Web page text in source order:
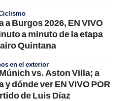
a Burgos 2026, EN VIVO
a minuto de la etapa
Quintana
en el exterior
vs. Aston Villa; a
y dónde ver EN VIVO POR
de Luis Díaz